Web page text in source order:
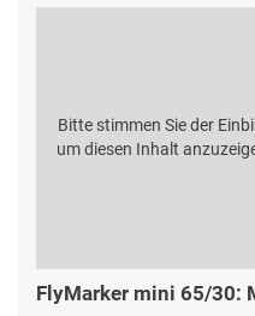
Bitte stimmen Sie der
um diesen Inhalt
FlyMarker mini 65/30: